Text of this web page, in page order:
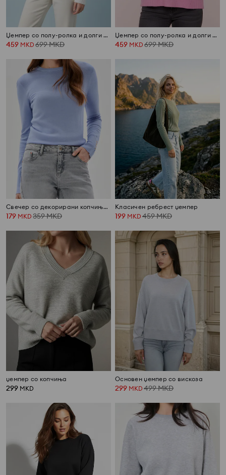
Џемпер со полу-ролка и долги ракави со мешавина волна
459 MKD 699MKD
Џемпер со полу-ролка и долги ракави со мешавина волна
459 MKD 699MKD
Свечер со декорирани копчиња на манжетите
179 MKD 359MKD
Класичен ребрест џемпер
199 MKD 459MKD
џемпер со копчиња
299 MKD
Основен џемпер со вискоза
299 MKD 499MKD